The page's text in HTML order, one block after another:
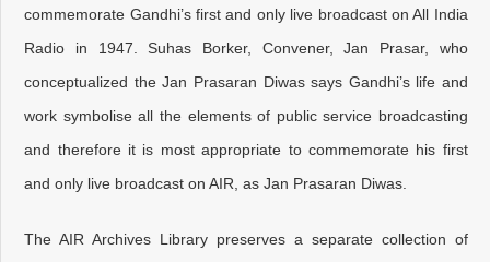
commemorate Gandhi’s first and only live broadcast on All India
Radio in 1947. Suhas Borker, Convener, Jan Prasar, who
conceptualized the Jan Prasaran Diwas says Gandhi’s life and
work symbolise all the elements of public service broadcasting
and therefore it is most appropriate to commemorate his first
and only live broadcast on AIR, as Jan Prasaran Diwas.
The AIR Archives Library preserves a separate collection of